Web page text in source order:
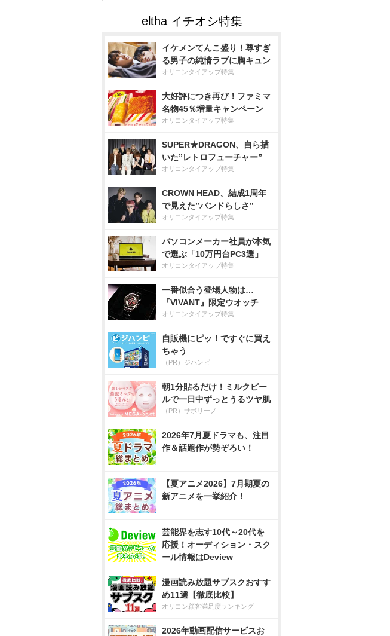
イケメンてんこ盛り！尊すぎ
る男子の純情ラブに胸キュン
オリコンタイアップ特集
大好評につき再び！ファミマ
名物45％増量キャンペーン
オリコンタイアップ特集
SUPER★DRAGON、自ら描
いた”レトロフューチャー”
オリコンタイアップ特集
CROWN HEAD、結成1周年
で見えた”バンドらしさ”
オリコンタイアップ特集
パソコンメーカー社員が本気
で選ぶ「10万円台PC3選」
オリコンタイアップ特集
一番似合う登場人物は…
『VIVANT』限定ウオッチ
オリコンタイアップ特集
自販機にピッ！ですぐに買え
ちゃう
（PR）ジハンピ
朝1分貼るだけ！ミルクピー
ルで一日中ずっとうるツヤ肌
（PR）サボリーノ
2026年7月夏ドラマも、注目
作＆話題作が勢ぞろい！
【夏アニメ2026】7月期夏の
新アニメを一挙紹介！
芸能界を志す10代～20代を
応援！オーディション・スク
ール情報はDeview
漫画読み放題サブスクおすす
め11選【徹底比較】
オリコン顧客満足度ランキング
2026年動画配信サービスお